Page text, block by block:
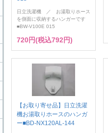
日立洗濯機 ／ お湯取りホース
を側面に収納するハンガーです
■BW-V100E 015
720円(税込792円)
【お取り寄せ品】日立洗濯
機お湯取りホースのハンガ
ー■BD-NX120AL-144